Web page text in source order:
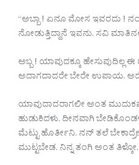
“ಅಬ್ಬಾ ! ಏನೂ ಮೋಸ ಇವರದು !
ನೋಡುತ್ತಿದ್ದಾನೆ ಇವನು. ಸವಿ
ಅಬ್ಬ ! ಯಾವುದಕ್ಕೂ ಹೇಸುವುದಿಲ್ಲ
ಅದಾಗದಾದರೇ ಬೇರೇ ಉಪಾಯ.
ಯಾವುದಾದರಾಗಲೀ ಅಂತ
ಹುಡುಕಿದಳು. ದೀನವಾಗಿ
ಮೆಟ್ಟು ಹೊರ್ತೀನಿ. ನನ್ ತಲೆ
ಮುಟ್ಟಬೇಡ. ನಿನ್ನ ತಂಗಿ ಅಂತ